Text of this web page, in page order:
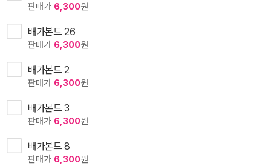
판매가 6,300원
배가본드 26
판매가 6,300원
배가본드 2
판매가 6,300원
배가본드 3
판매가 6,300원
배가본드 8
판매가 6,300원